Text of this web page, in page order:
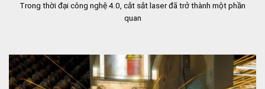
Trong thời đại công nghệ 4.0, cắt sắt laser đã trở thành một phần
quan